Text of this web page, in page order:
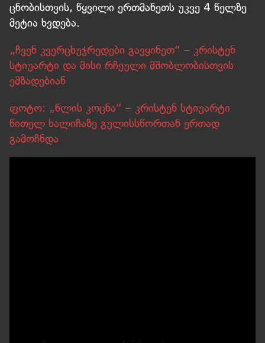
ცნობისთვის, წყვილი ერთმანეთს უკვე 4 წელზე
მეტია ხვდება.
„ჩვენ კვერცხუჯრედები გავყინეთ“ – კრისტენ
სტიუარტი და მისი რჩეული მშობლობისთვის
ემზადებიან
ფოტო: „წლის კოცნა“ – კრისტენ სტიუარტი
წითელ ხალიჩაზე გულისსწორთან ერთად
გამოჩნდა